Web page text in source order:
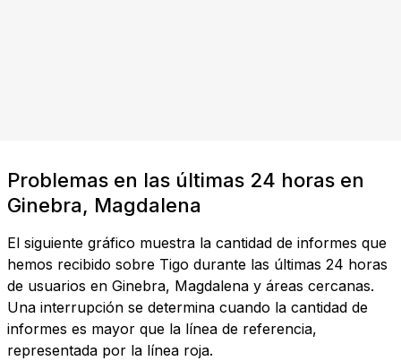
Problemas en las últimas 24 horas en
Ginebra, Magdalena
El siguiente gráfico muestra la cantidad de informes que
hemos recibido sobre Tigo durante las últimas 24 horas
de usuarios en Ginebra, Magdalena y áreas cercanas.
Una interrupción se determina cuando la cantidad de
informes es mayor que la línea de referencia,
representada por la línea roja.